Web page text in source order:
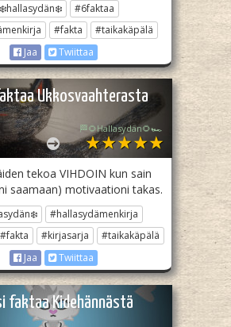
#6faktaa
#fakta
#taikakäpälä
Jaa
Twiittaa
Ukkosvaahterasta
🏁🌻Hallasydän🌻🏎️
tekoa VIHDOIN kun sain
saamaan) motivaationi takas.
#hallasydämenkirja
#fakta #kirjasarja
#taikakäpälä
Jaa
Twiittaa
faktaa Kidehännästä